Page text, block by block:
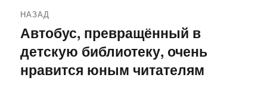
по
записям
НАЗАД
Предыдущая
запись:
Автобус, превращённый в
детскую библиотеку, очень
нравится юным читателям